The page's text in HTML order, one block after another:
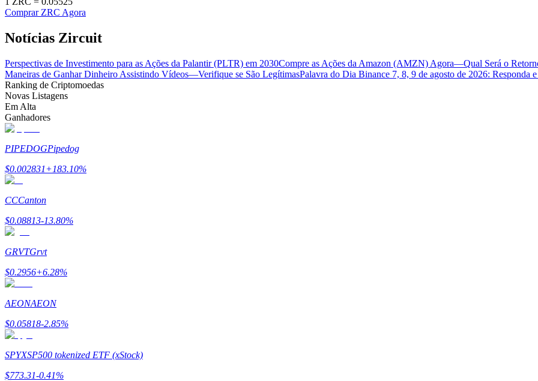
Altos retornos e acesso instantâneo
Investimentos exclusivos para titulares de BTR
Comprar ZRC Agora
Notícias Zircuit
Perspectivas de Investimento para as Ações da Palantir (PLTR) em 2030Compre as Ações da Amazon (AMZN) Agora—Qual Será o
Maneiras de Ganhar Dinheiro Assistindo Vídeos—Verifique se São LegítimasPalavra do Dia Binance 7, 8, 9 de agosto de 2026: Responda
Ranking de Criptomoedas
Novas Listagens
Em Alta
Ganhadores
PIPEDOGPipedog
$0.002831+183.10%
CCCanton
$0.08813-13.80%
GRVTGrvt
$0.2956+6.28%
AEONAEON
$0.05818-2.85%
SPYXSP500 tokenized ETF (xStock)
$773.31-0.41%